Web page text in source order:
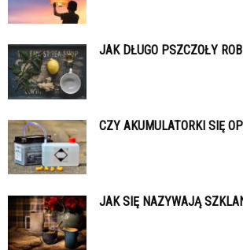
JAK DŁUGO PSZCZOŁY
CZY AKUMULATORKI SIĘ
JAK SIĘ NAZYWAJĄ